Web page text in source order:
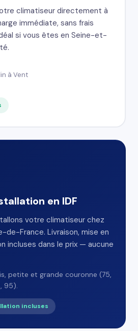
climatiseur directement à
immédiate, sans frais
si vous êtes en Seine-et-
à Vent
en IDF
votre climatiseur chez
de-France. Livraison, mise en
incluses dans le prix — aucune
petite et grande couronne (75,
95).
incluses